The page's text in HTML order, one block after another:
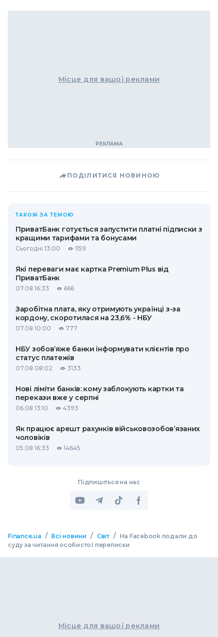
Місце для вашої реклами
ПОДІЛИТИСЯ НОВИНОЮ
ТАКОЖ ЗА ТЕМОЮ
ПриватБанк готується запустити платні підписки з
кращими тарифами та бонусами
Сьогодні 13:00 1159
Які переваги має картка Premium Plus від
ПриватБанк
07.08 16:33 666
Заробітна плата, яку отримують українці з-за
кордону, скоротилася на 23,6% - НБУ
07.08 10:00 777
НБУ зобов’яже банки інформувати клієнтів про
статус платежів
07.08 08:02 3133
Нові ліміти банків: кому заблокують картки та
перекази вже у серпні
06.08 13:10 4393
Як працює арешт рахунків військовозобов’язаних
чоловіків
05.08 16:33 14645
Підпишіться на нас
Finance.ua / Всі новини / Світ /
На Facebook подали до
суду за читання особистої переписки
Місце для вашої реклами